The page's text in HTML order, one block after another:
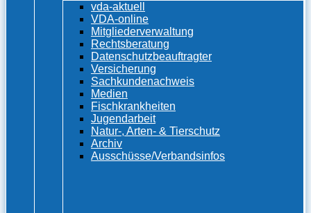
vda-aktuell
VDA-online
Mitgliederverwaltung
Rechtsberatung
Datenschutzbeauftragter
Versicherung
Sachkundenachweis
Medien
Fischkrankheiten
Jugendarbeit
Natur-, Arten- & Tierschutz
Archiv
Ausschüsse/Verbandsinfos